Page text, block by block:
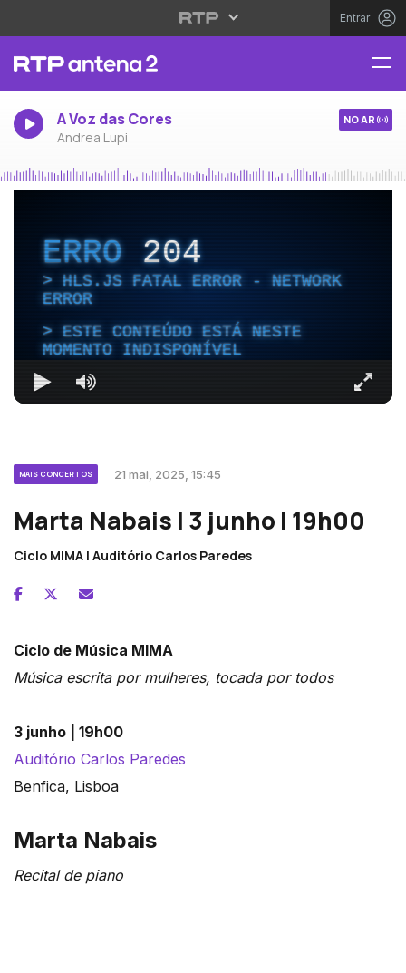
Entrar
A Voz das Cores
Andrea Lupi
NO AR
ERRO204
HLS.JS FATAL ERROR - NETWORK
ERROR
ESTE CONTEÚDO ESTÁ NESTE
MOMENTO INDISPONÍVEL
MAIS CONCERTOS 21 mai, 2025, 15:45
Marta Nabais | 3 junho | 19h00
Ciclo MIMA | Auditório Carlos Paredes
Ciclo de Música MIMA
Música escrita por mulheres, tocada por todos
3 junho | 19h00
Auditório Carlos Paredes
Benfica, Lisboa
Marta Nabais
Recital de piano